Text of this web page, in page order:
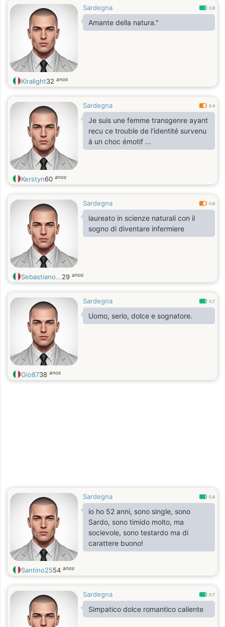
Sardegna 0.8
Amante della natura."
Kiralight32 anos
Sardegna 0.4
Je suis une femme transgenre ayant
recu ce trouble de l'identité survenu
à un choc émotif ...
Kerstyn60 anos
Sardegna 0.6
laureato in scienze naturali con il
sogno di diventare infermiere
Sebastiano...29 anos
Sardegna 0.7
Uomo, serio, dolce e sognatore.
Gio8738 anos
Sardegna 0.8
io ho 52 anni, sono single, sono
Sardo, sono timido molto, ma
socievole, sono testardo ma di
carattere buono!
Santino2554 anos
Sardegna 0.7
Simpatico dolce romantico caliente